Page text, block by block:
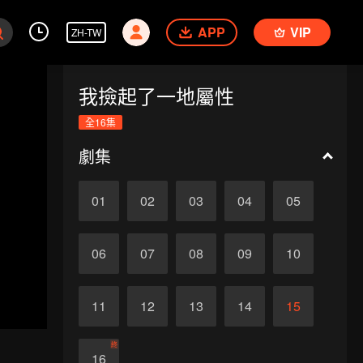
ZH-TW APP VIP
我撿起了一地屬性
全16集
劇集
01 02 03 04 05
06 07 08 09 10
11 12 13 14 15
16
終